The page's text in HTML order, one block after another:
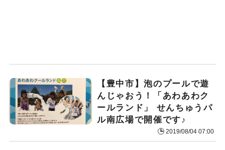
【豊中市】泡のプールで遊
んじゃおう！「あわあわク
ールランド」 せんちゅうパ
ル南広場で開催です♪
2019/08/04 07:00